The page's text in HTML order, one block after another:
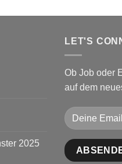
2025
LET'S
Ob Job oder
auf dem